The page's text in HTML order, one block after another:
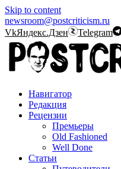
Skip to content
newsroom@postcriticism.ru
VkЯндекс.Дзен Telegram
Навигатор
Редакция
Рецензии
Премьеры
Old Fashioned
Well Done
Статьи